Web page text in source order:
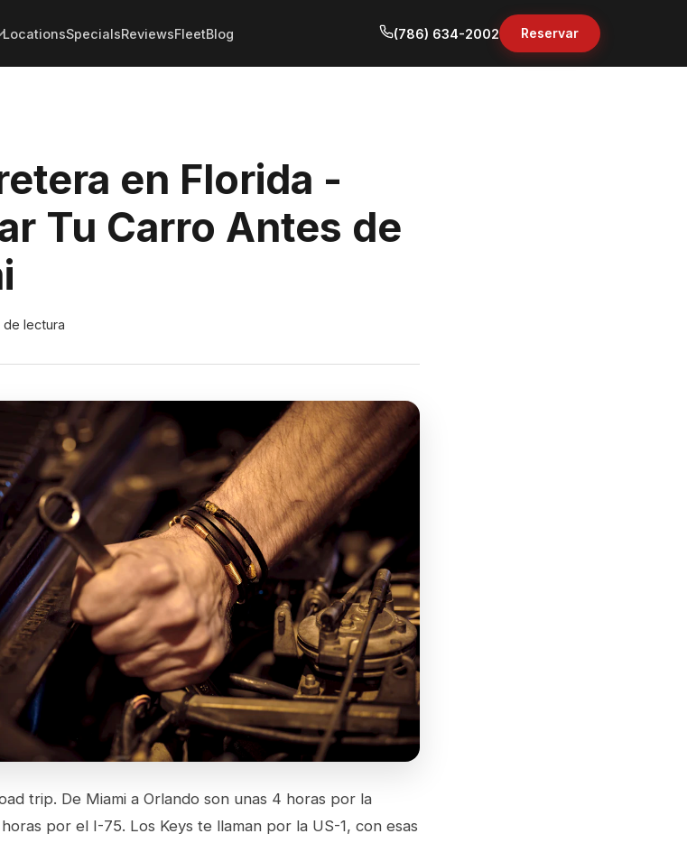
LocationsSpecialsReviewsFleetBlog (786) 634-2002 Reservar
en Florida -
Tu Carro Antes de
de lectura
trip. De Miami a Orlando son unas 4 horas por la
por el I-75. Los Keys te llaman por la US-1, con esas